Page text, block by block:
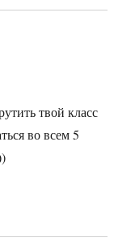
твой класс
во всем 5